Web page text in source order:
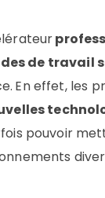
de travail
En effet, les
pouvoir